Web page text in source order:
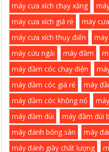
máy cưa xích chạy xăng
máy cưa xích giá rẻ
máy
máy cưa xích thụy điển
máy cứu ngải
máy đầm
máy đầm cóc chạy điện
máy đầm cóc giá rẻ
máy
máy đầm cóc không nổ
máy đầm dùi
máy đầm dùi
máy đánh bóng sàn
máy
máy đánh giày chất lượng